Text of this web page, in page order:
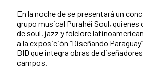
En la noche de se presentará un
grupo musical Purahéi Soul,
de soul, jazz y folclore
a la exposición “Diseñando
BID que integra obras de
campos.